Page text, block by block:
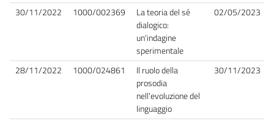
30/11/2022 1000/002369
La teoria del sé
dialogico:
un'indagine
sperimentale
02/05/2023
28/11/2022 1000/024861
Il ruolo della
prosodia
nell'evoluzione del
linguaggio
30/11/2023